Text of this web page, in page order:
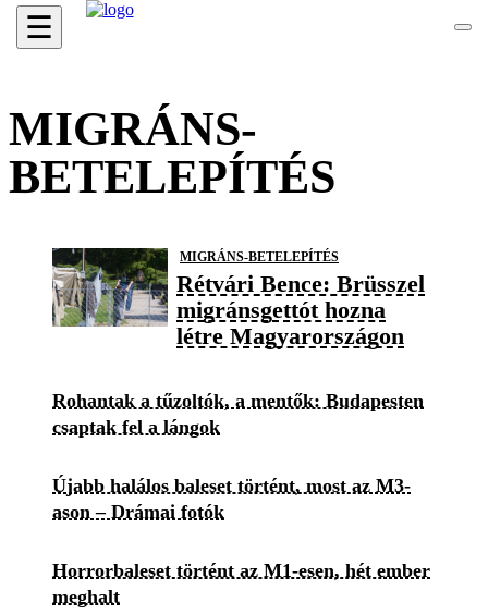
☰
MIGRÁNS-
BETELEPÍTÉS
MIGRÁNS-BETELEPÍTÉS
Rétvári Bence: Brüsszel
migránsgettót hozna
létre Magyarországon
Rohantak a tűzoltók, a mentők: Budapesten
csaptak fel a lángok
Újabb halálos baleset történt, most az M3-
ason – Drámai fotók
Horrorbaleset történt az M1-esen, hét ember
meghalt